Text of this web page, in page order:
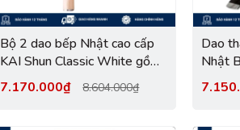
Bộ 2 dao bếp Nhật cao cấp
KAI Shun Classic White gồm
Vegetable Cleaver và Paring
- Bộ dao thái thịt, đa năng
7.170.000₫ 8.604.000₫
Dao
Nhật
thép